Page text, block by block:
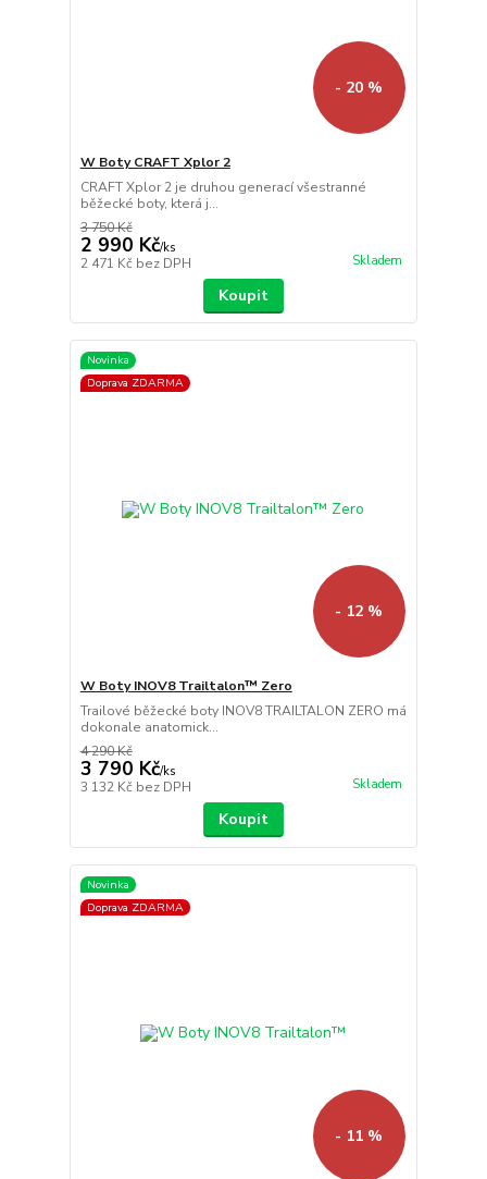
- 20 %
W Boty CRAFT Xplor 2
CRAFT Xplor 2 je druhou generací všestranné
běžecké boty, která j...
3 750 Kč
2 990 Kč/ks
2 471 Kč bez DPH Skladem
Koupit
Novinka
Doprava ZDARMA
- 12 %
W Boty INOV8 Trailtalon™ Zero
Trailové běžecké boty INOV8 TRAILTALON ZERO má
dokonale anatomick...
4 290 Kč
3 790 Kč/ks
3 132 Kč bez DPH Skladem
Koupit
Novinka
Doprava ZDARMA
- 11 %